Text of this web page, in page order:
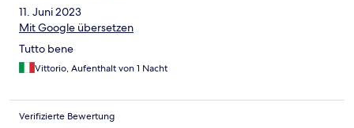
11. Juni 2023
Mit Google übersetzen
Tutto bene
Vittorio, Aufenthalt von 1 Nacht
Verifizierte Bewertung